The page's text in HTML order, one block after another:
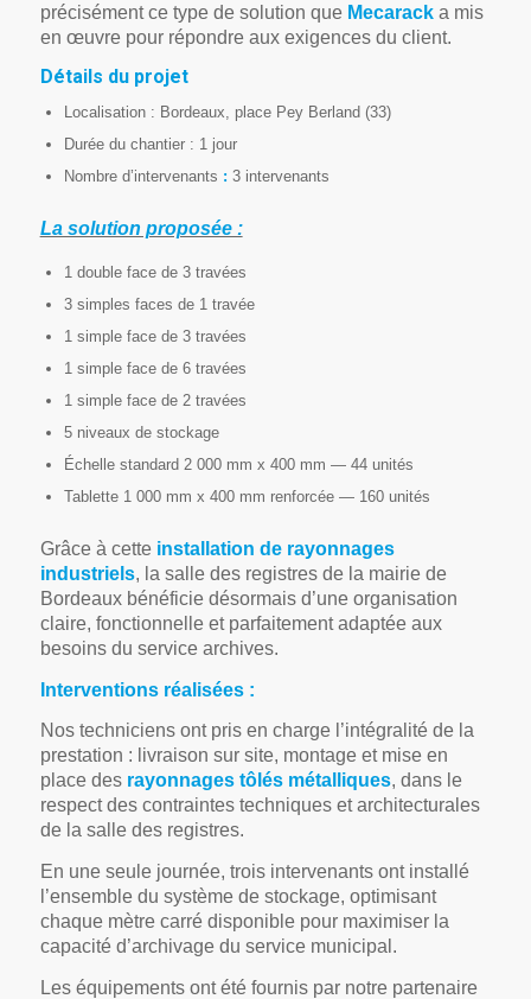
précisément ce type de solution que Mecaracka mis
en œuvre pour répondre aux exigences du client.
Détails du projet
Localisation : Bordeaux, place Pey Berland (33)
Durée du chantier : 1 jour
Nombre d’intervenants : 3 intervenants
La solution proposée :
1 double face de 3 travées
3 simples faces de 1 travée
1 simple face de 3 travées
1 simple face de 6 travées
1 simple face de 2 travées
5 niveaux de stockage
Échelle standard 2 000 mm x 400 mm — 44 unités
Tablette 1 000 mm x 400 mm renforcée — 160 unités
Grâce à cette installation de rayonnages
industriels, la salle des registres de la mairie de
Bordeaux bénéficie désormais d’une organisation
claire, fonctionnelle et parfaitement adaptée aux
besoins du service archives.
Interventions réalisées :
Nos techniciens ont pris en charge l’intégralité de la
prestation : livraison sur site, montage et mise en
place des rayonnages tôlés métalliques, dans le
respect des contraintes techniques et architecturales
de la salle des registres.
En une seule journée, trois intervenants ont installé
l’ensemble du système de stockage, optimisant
chaque mètre carré disponible pour maximiser la
capacité d’archivage du service municipal.
Les équipements ont été fournis par notre partenaire